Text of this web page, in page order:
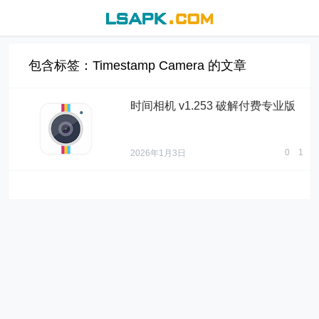
包含标签：Timestamp Camera 的文章
时间相机 v1.253 破解付费专业版
2026年1月3日 0 1